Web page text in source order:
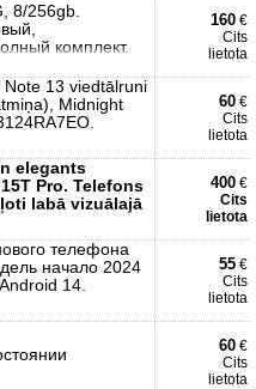
8/256gb.
комплект.
160 €
Cits
lietota
13 viedtālruni
Midnight
60 €
Cits
lietota
elegants
Pro. Telefons
labā vizuālajā
400 €
Cits
lietota
телефона
начало 2024
14.
55 €
Cits
lietota
60 €
Cits
lietota